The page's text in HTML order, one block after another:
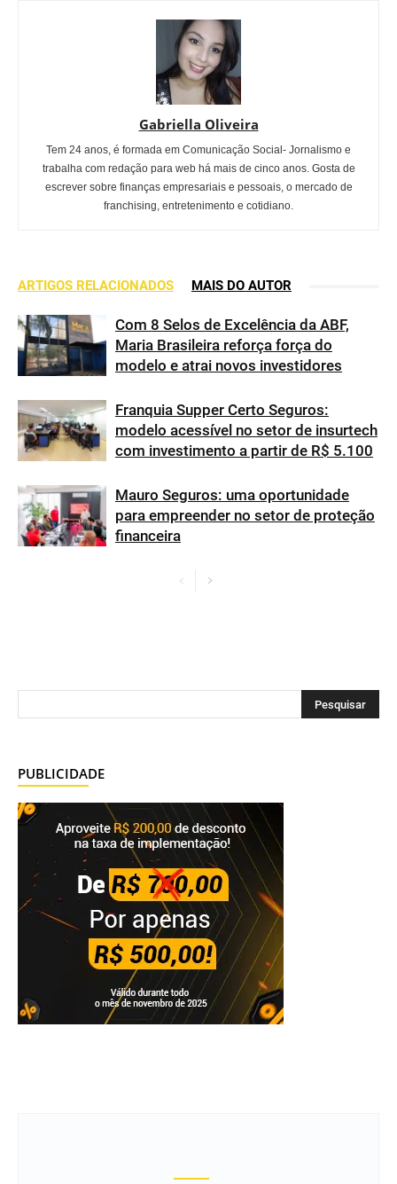
Gabriella Oliveira
Tem 24 anos, é formada em Comunicação Social- Jornalismo e
trabalha com redação para web há mais de cinco anos. Gosta de
escrever sobre finanças empresariais e pessoais, o mercado de
franchising, entretenimento e cotidiano.
ARTIGOS RELACIONADOS MAIS DO AUTOR
Com 8 Selos de Excelência da ABF,
Maria Brasileira reforça força do
modelo e atrai novos investidores
Franquia Supper Certo Seguros:
modelo acessível no setor de insurtech
com investimento a partir de R$ 5.100
Mauro Seguros: uma oportunidade
para empreender no setor de proteção
financeira
PUBLICIDADE